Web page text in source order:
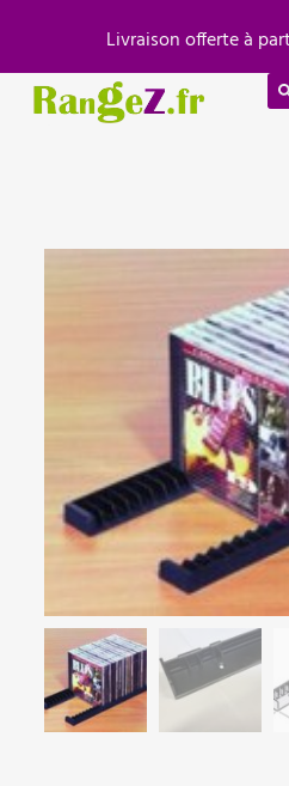
Livraison offerte à